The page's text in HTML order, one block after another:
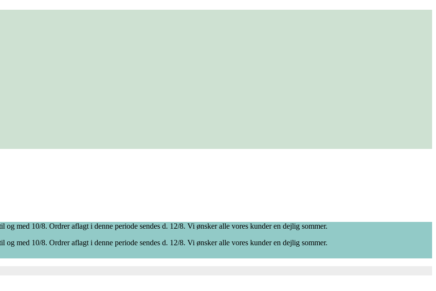
med 10/8. Ordrer aflagt i denne periode sendes d. 12/8. Vi ønsker alle vores kunder en dejlig sommer.
med 10/8. Ordrer aflagt i denne periode sendes d. 12/8. Vi ønsker alle vores kunder en dejlig sommer.